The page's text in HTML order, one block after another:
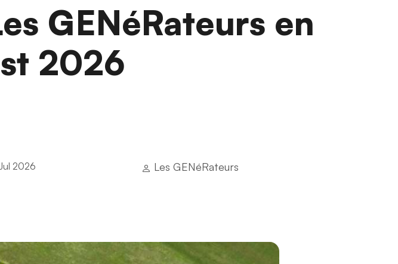
GENéRateurs en
2026
2026 Les GENéRateurs